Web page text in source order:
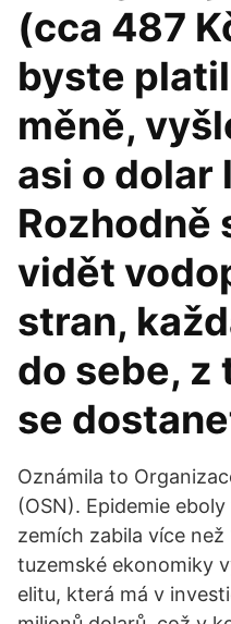
(cca 487
byste
měně,
asi o dolar
Rozhodně
vidět
stran,
do sebe, z
se
Oznámila to
(OSN). Epidemie
zemích zabila více
tuzemské ekonomiky
elitu, která má v